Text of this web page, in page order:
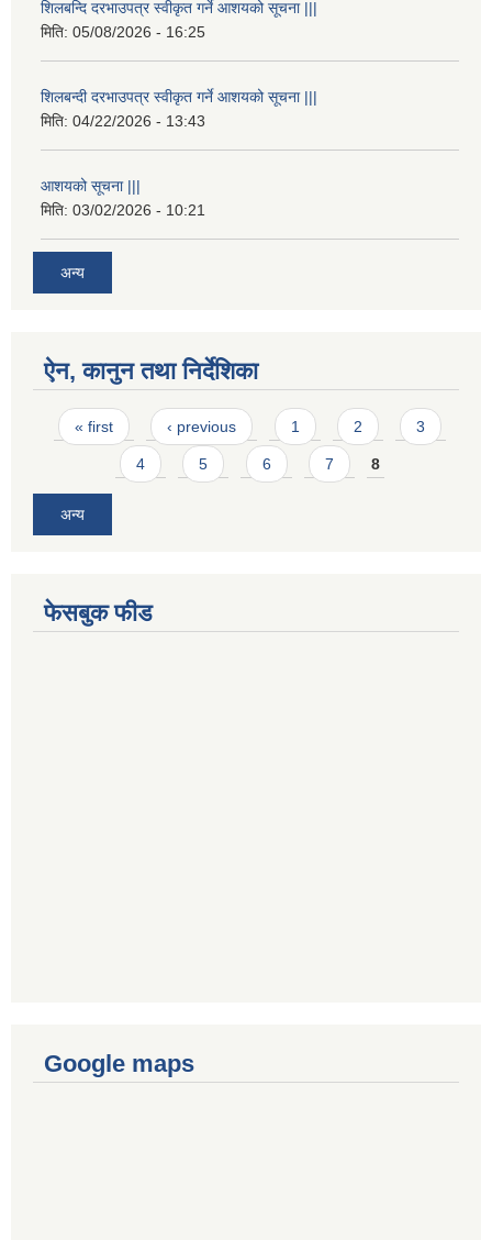
शिलबन्दि दरभाउपत्र स्वीकृत गर्ने आशयको सूचना |||
मिति: 05/08/2026 - 16:25
शिलबन्दी दरभाउपत्र स्वीकृत गर्ने आशयको सूचना |||
मिति: 04/22/2026 - 13:43
आशयको सूचना |||
मिति: 03/02/2026 - 10:21
अन्य
ऐन, कानुन तथा निर्देशिका
Pages
« first ‹ previous 1 2 3
4 5 6 7 8
अन्य
फेसबुक फीड
Google maps